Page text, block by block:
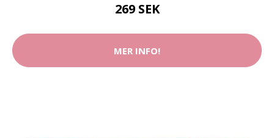
269 SEK
MER INFO!